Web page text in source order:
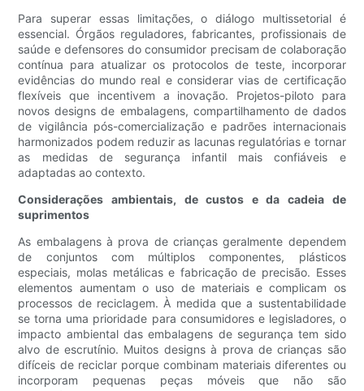
Para superar essas limitações, o diálogo multissetorial é
essencial. Órgãos reguladores, fabricantes, profissionais de
saúde e defensores do consumidor precisam de colaboração
contínua para atualizar os protocolos de teste, incorporar
evidências do mundo real e considerar vias de certificação
flexíveis que incentivem a inovação. Projetos-piloto para
novos designs de embalagens, compartilhamento de dados
de vigilância pós-comercialização e padrões internacionais
harmonizados podem reduzir as lacunas regulatórias e tornar
as medidas de segurança infantil mais confiáveis ​​e
adaptadas ao contexto.
Considerações ambientais, de custos e da cadeia de
suprimentos
As embalagens à prova de crianças geralmente dependem
de conjuntos com múltiplos componentes, plásticos
especiais, molas metálicas e fabricação de precisão. Esses
elementos aumentam o uso de materiais e complicam os
processos de reciclagem. À medida que a sustentabilidade
se torna uma prioridade para consumidores e legisladores, o
impacto ambiental das embalagens de segurança tem sido
alvo de escrutínio. Muitos designs à prova de crianças são
difíceis de reciclar porque combinam materiais diferentes ou
incorporam pequenas peças móveis que não são